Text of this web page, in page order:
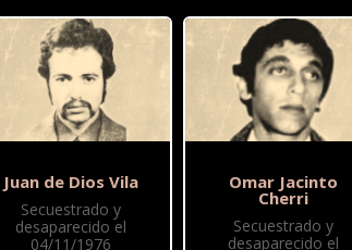
Juan de Dios Vila
Secuestrado y
desaparecido el
04/11/1976
Omar Jacinto
Cherri
Secuestrado y
desaparecido el